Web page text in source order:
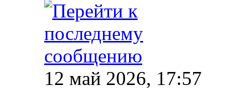
12 май 2026, 17:57